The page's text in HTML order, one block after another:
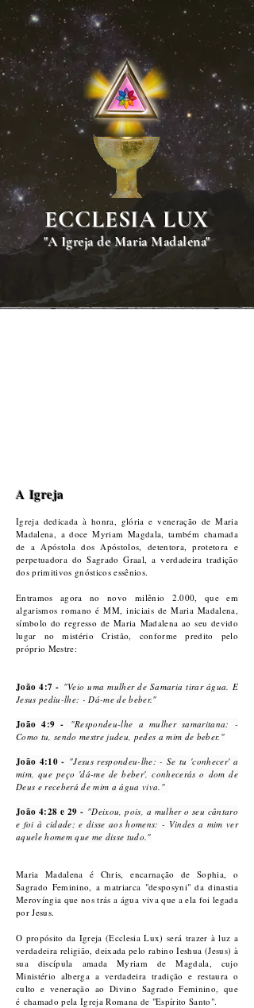
ECCLESIA LUX
"A Igreja de Maria Madalena"
A Igreja
Igreja dedicada à honra, glória e veneração de Maria
Madalena, a doce Myriam Magdala, também chamada
de a Apóstola dos Apóstolos, detentora, protetora e
perpetuadora do Sagrado Graal, a verdadeira tradição
dos primitivos gnósticos essênios.
Entramos agora no novo milênio 2.000, que em
algarismos romano é MM, iniciais de Maria Madalena,
símbolo do regresso de Maria Madalena ao seu devido
lugar no mistério Cristão, conforme predito pelo
próprio Mestre:
João 4:7 - "Veio uma mulher de Samaria tirar água. E
Jesus pediu-lhe: - Dá-me de beber."
João 4:9 -
"Respondeu-lhe a mulher samaritana: -
Como tu, sendo mestre judeu, pedes a mim de beber."
João 4:10 - "Jesus respondeu-lhe: - Se tu 'conhecer' a
mim, que peço 'dá-me de beber', conhecerás o dom de
Deus e receberá de mim a água viva."
João 4:28 e 29 - "Deixou, pois, a mulher o seu cântaro
e foi à cidade; e disse aos homens: - Vindes a mim ver
aquele homem que me disse tudo."
Maria Madalena é Chris, encarnação de Sophia, o
Sagrado Feminino, a matriarca "desposyni" da dinastia
Merovíngia que nos trás a água viva que a ela foi legada
por Jesus.
O propósito da Igreja (Ecclesia Lux) será trazer à luz a
verdadeira religião, deixada pelo rabino Ieshua (Jesus) à
sua discípula amada Myriam de Magdala, cujo
Ministério albergaa verdadeira tradição e restaura o
culto e veneração ao Divino Sagrado Feminino, que
é chamado pela Igreja Romana de "Espírito Santo".